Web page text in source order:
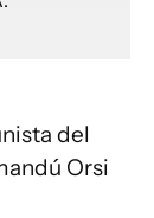
del
Orsi